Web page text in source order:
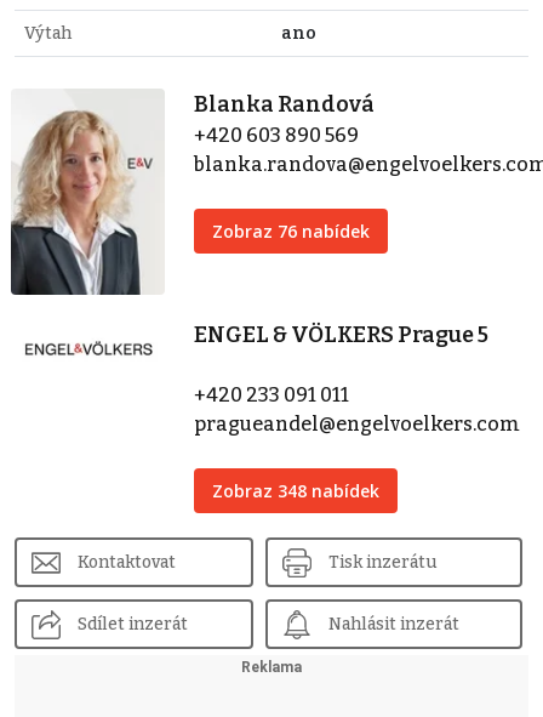
Výtah ano
Blanka Randová
+420 603 890 569
Zobraz 76 nabídek
ENGEL & VÖLKERS Prague 5
+420 233 091 011
pragueandel@engelvoelkers.com
Zobraz 348 nabídek
Kontaktovat Tisk inzerátu
Sdílet inzerát Nahlásit inzerát